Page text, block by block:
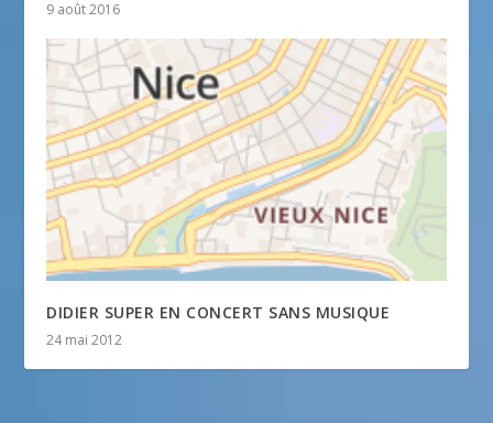
9 août 2016
DIDIER SUPER EN CONCERT SANS MUSIQUE
24 mai 2012